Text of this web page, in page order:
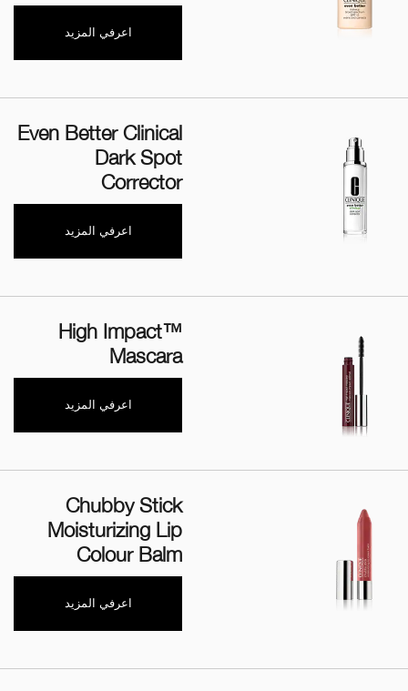
اعرفي المزيد
Even Better Clinical
Dark Spot
Corrector
اعرفي المزيد
High Impact™
Mascara
اعرفي المزيد
Chubby Stick
Moisturizing Lip
Colour Balm
اعرفي المزيد